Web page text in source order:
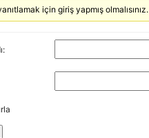
için giriş yapmış olmalısınız.